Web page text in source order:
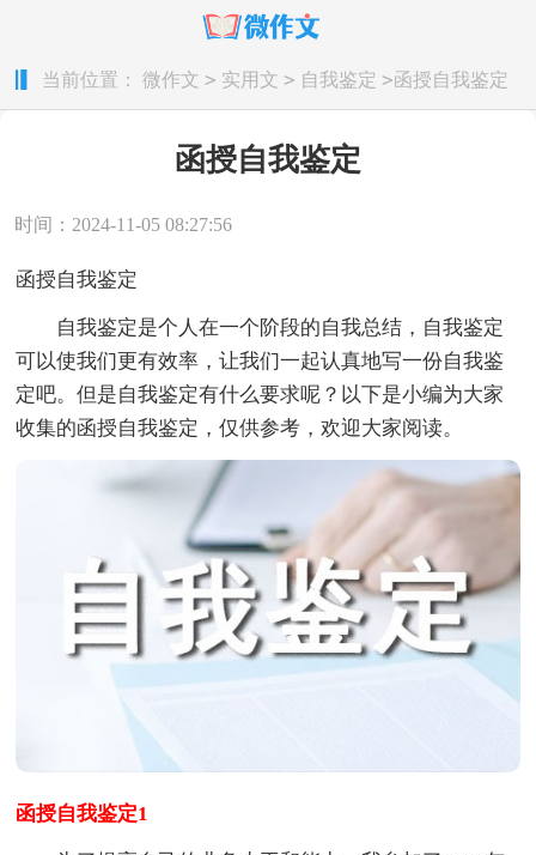
当前位置： 微作文 > 实用文 > 自我鉴定 >函授自我鉴定
函授自我鉴定
时间：2024-11-05 08:27:56
函授自我鉴定
自我鉴定是个人在一个阶段的自我总结，自我鉴定
可以使我们更有效率，让我们一起认真地写一份自我鉴
定吧。但是自我鉴定有什么要求呢？以下是小编为大家
收集的函授自我鉴定，仅供参考，欢迎大家阅读。
函授自我鉴定1